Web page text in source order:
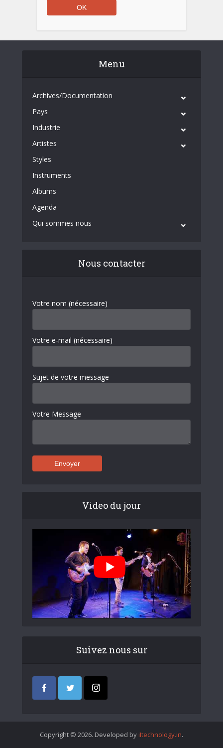
Menu
Archives/Documentation
Pays
Industrie
Artistes
Styles
Instruments
Albums
Agenda
Qui sommes nous
Nous contacter
Votre nom (nécessaire)
Votre e-mail (nécessaire)
Sujet de votre message
Votre Message
Video du jour
Suivez nous sur
Copyright © 2026. Developed by iItechnology.in.